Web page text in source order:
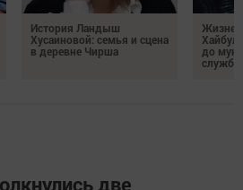
История Ландыш
Хусаиновой: семья и сцена
в деревне Чирша
до
службы
две